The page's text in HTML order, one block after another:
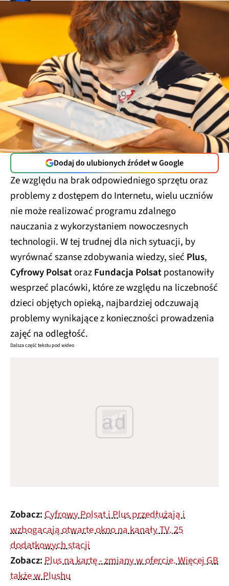
Dodaj do ulubionych źródeł w Google
Ze względu na brak odpowiedniego sprzętu oraz
problemy z dostępem do Internetu, wielu uczniów
nie może realizować programu zdalnego
nauczania z wykorzystaniem nowoczesnych
technologii. W tej trudnej dla nich sytuacji, by
wyrównać szanse zdobywania wiedzy, sieć Plus,
Cyfrowy PolsatorazFundacja Polsatpostanowiły
wesprzeć placówki, które ze względu na liczebność
dzieci objętych opieką, najbardziej odczuwają
problemy wynikające z konieczności prowadzenia
zajęć na odległość.
Dalsza część tekstu pod wideo
ad
Zobacz:Cyfrowy Polsat i Plus przedłużają i
wzbogacają otwarte okno na kanały TV. 25
dodatkowych stacji
Zobacz:Plus na kartę - zmiany w ofercie. Więcej GB
także w Plushu